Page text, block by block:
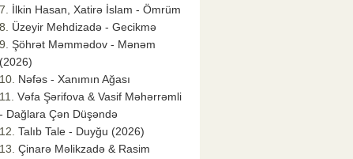
İlkin Hasan, Xatirə İslam - Ömrüm
Üzeyir Mehdizadə - Gecikmə
Şöhrət Məmmədov - Mənəm
(2026)
Nəfəs - Xanımın Ağası
Vəfa Şərifova & Vasif Məhərrəmli
- Dağlara Çən Düşəndə
Talıb Tale - Duyğu (2026)
Çinarə Məlikzadə & Rasim